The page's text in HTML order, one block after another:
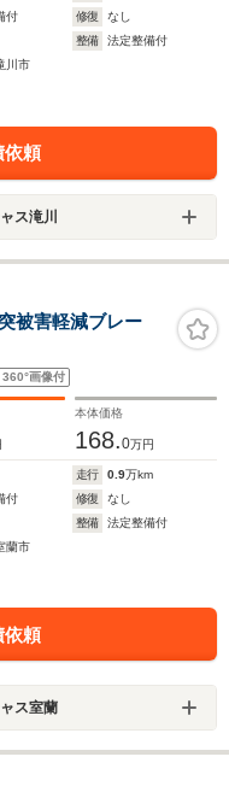
付 修復
なし
整備
法定整備付
川市
依頼
ス滝川
被害軽減ブレー
360°画像付
本体価格
168.0万円
走行 0.9万km
付 修復
なし
整備
法定整備付
蘭市
依頼
ス室蘭